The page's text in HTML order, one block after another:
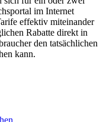
im Internet
effektiv miteinander
Rabatte direkt in
den tatsächlichen
kann.